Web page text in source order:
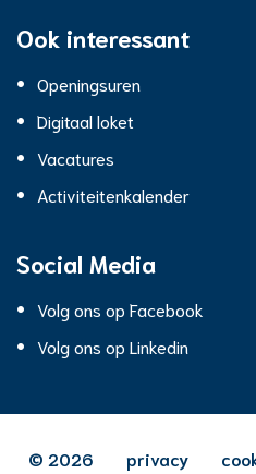
Hall
Ook interessant
Openingsuren
Digitaal loket
Vacatures
Activiteitenkalender
Social Media
Volg ons op Facebook
Volg ons op Linkedin
© 2026 privacy